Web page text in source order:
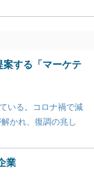
案する「マーケテ
いる。コロナ禍で減
かれ、復調の兆し
業